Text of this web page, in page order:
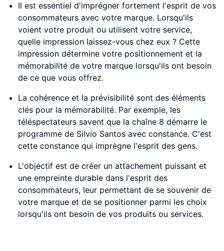
Il est essentiel d'imprégner fortement l'esprit de vos
consommateurs avec votre marque. Lorsqu'ils
voient votre produit ou utilisent votre service,
quelle impression laissez-vous chez eux ? Cette
impression détermine votre positionnement et la
mémorabilité de votre marque lorsqu'ils ont besoin
de ce que vous offrez.
La cohérence et la prévisibilité sont des éléments
clés pour la mémorabilité. Par exemple, les
téléspectateurs savent que la chaîne 8 démarre le
programme de Silvio Santos avec constance. C'est
cette constance qui imprègne l'esprit des gens.
L'objectif est de créer un attachement puissant et
une empreinte durable dans l'esprit des
consommateurs, leur permettant de se souvenir de
votre marque et de se positionner parmi les choix
lorsqu'ils ont besoin de vos produits ou services.